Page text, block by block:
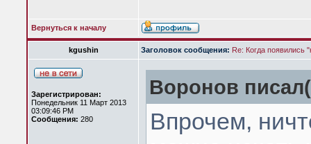
Вернуться к началу
kgushin Заголовок сообщения: Re: Когда появились
Зарегистрирован:
Понедельник 11 Март 2013
03:09:46 PM
Сообщения: 280
Воронов
Впрочем,